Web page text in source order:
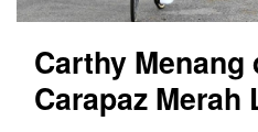
Carthy Menang
Carapaz Merah